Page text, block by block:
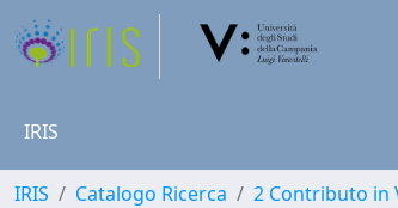
IRIS
IRIS Catalogo Ricerca 2 Contributo in